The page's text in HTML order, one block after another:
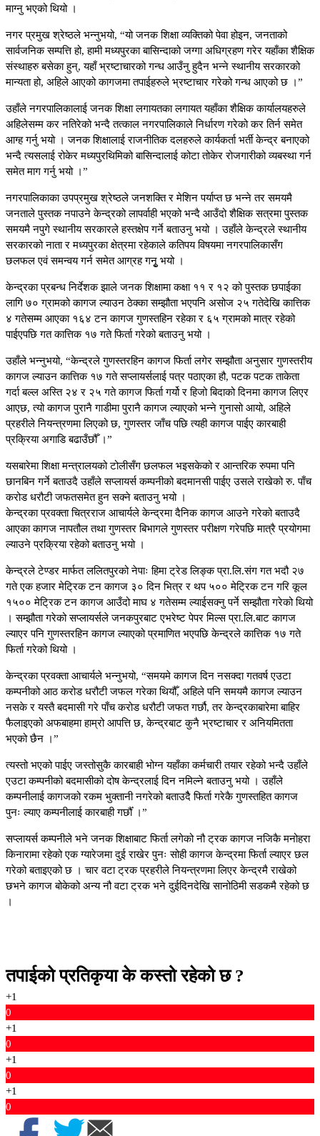
माग्नु भएको थियो ।
नगर प्रमुख श्रेष्ठले भन्नुभयो, “यो जनक शिक्षा व्यक्तिको पेवा होइन, जनताको
सार्वजनिक सम्पत्ति हो, हामी मध्यपुरका बासिन्दाको जग्गा अधिग्रहण गरेर यहाँका शैक्षिक
संस्थाहरु बसेका हुन्, यहाँ भ्रष्टाचारको गन्ध आउँनु हुदैन भन्ने स्थानीय सरकारको
मान्यता हो, अहिले आएको कागजमा तपाईहरुले भ्रष्टाचार गरेको गन्ध आएको छ ।”
उहाँले नगरपालिकालाई जनक शिक्षा लगायतका लगायत यहाँका शैक्षिक कार्यालयहरुले
अहिलेसम्म कर नतिरेको भन्दै तत्काल नगरपालिकाले निर्धारण गरेको कर तिर्न समेत
आग्ह गर्नु भयो । जनक शिक्षालाई राजनीतिक दलहरुले कार्यकर्ता भर्ती केन्द्र बनाएको
भन्दै त्यसलाई रोकेर मध्यपुरथिमिको बासिन्दालाई कोटा तोकेर रोजगारीको व्यबस्था गर्न
समेत माग गर्नु भयो ।”
नगरपालिकाका उपप्रमुख श्रेष्ठले जनशक्ति र मेशिन पर्याप्त छ भन्ने तर समयमै
जनताले पुस्तक नपाउने केन्द्रको लापर्वाही भएको भन्दै आउँदो शैक्षिक सत्रमा पुस्तक
समयमै नपुगे स्थानीय सरकारले हस्तक्षेप गर्ने बताउनु भयो । उहाँले केन्द्रले स्थानीय
सरकारको नाता र मध्यपुरका क्षेत्रमा रहेकाले कतिपय विषयमा नगरपालिकासँग
छलफल एवं समन्वय गर्न समेत आग्रह गनुृ भयो ।
केन्द्रका प्रबन्ध निर्देशक झाले जनक शिक्षामा कक्षा ११ र १२ को पुस्तक छपाईका
लागि ७० ग्रामको कागज ल्याउन ठेक्का सम्झौता भएपनि असोज २५ गतेदेखि कात्तिक
४ गतेसम्म आएका १६४ टन कागज गुणस्तहिन रहेका र ६५ ग्रामको मात्र रहेको
पाईएपछि गत कात्तिक १७ गते फिर्ता गरेको बताउनु भयो ।
उहाँले भन्नुभयो, “केन्द्रले गुणस्तरहिन कागज फिर्ता लगेर सम्झौता अनुसार गुणस्तरीय
कागज ल्याउन कात्तिक १७ गते सप्लायर्सलाई पत्र पठाएका हौ, पटक पटक ताकेता
गर्दा बल्ल अस्ति २४ र २५ गते कागज फिर्ता गर्यो र हिजो बिदाको दिनमा कागज लिएर
आएछ, त्यो कागज पुरानै गाडीमा पुरानै कागज ल्याएको भन्ने गुनासो आयो, अहिले
प्रहरीले नियन्त्रणमा लिएको छ, गुणस्तर जाँच पछि त्यही कागज पाईए कारबाही
प्रक्रिया अगाडि बढाउँछौँ ।”
यसबारेमा शिक्षा मन्त्रालयको टोलीसँग छलफल भइसकेको र आन्तरिक रुपमा पनि
छानबिन गर्ने बताउदै उहाँले सप्लायर्स कम्पनीको बदमानसी पाईए उसले राखेको रु. पाँच
करोड धरौटी जफतसमेत हुन सक्ने बताउनु भयो ।
केन्द्रका प्रवक्ता चित्रराज आचार्यले केन्द्रमा दैनिक कागज आउने गरेको बताउदै
आएका कागज नापतौल तथा गुणस्तर बिभागले गुणस्तर परीक्षण गरेपछि मात्रै प्रयोगमा
ल्याउने प्रक्रिया रहेको बताउनु भयो ।
केन्द्रले टेण्डर मार्फत ललितपुरको नेपाः हिमा ट्रेड लिङ्क प्रा.लि.संग गत भदौ २७
गते एक हजार मेट्रिक टन कागज ३० दिन भित्र र थप ५०० मेट्रिक टन गरि कूल
१५०० मेट्रिक टन कागज आउँदो माघ ४ गतेसम्म ल्याईसक्नु पर्ने सम्झौता गरेको थियो
। सम्झौता गरेको सप्लायर्सले जनकपुरबाट एभरेष्ट पेपर मिल्स प्रा.लि.बाट कागज
ल्याएर पनि गुणस्तरहिन कागज ल्याएको प्रमाणित भएपछि केन्द्रले कात्तिक १७ गते
फिर्ता गरेको थियो ।
केन्द्रका प्रवक्ता आचार्यले भन्नुभयो, “समयमे कागज दिन नसक्दा गतवर्ष एउटा
कम्पनीको आठ करोड धरौटी जफल गरेका थियौँ, अहिले पनि समयमै कागज ल्याउन
नसके र यस्तै बदमासी गरे पाँच करोड धरौटी जफत गर्छौ, तर केन्द्रकाबारेमा बाहिर
फैलाइएको अफबाहमा हाम्रो आपत्ति छ, केन्द्रबाट कुनै भ्रष्टाचार र अनियमितता
भएको छैन ।”
त्यस्तो भएको पाईए जस्तोसुकै कारबाही भोग्न यहाँका कर्मचारी तयार रहेको भन्दै उहाँले
एउटा कम्पनीको बदमासीको दोष केन्द्रलाई दिन नमिल्ने बताउनु भयो । उहाँले
कम्पनीलाई कागजको रकम भुक्तानी नगरेको बताउदैै फिर्ता गरेकै गुणस्तहित कागज
पुनः ल्याए कम्पनीलाई कारबाही गर्छौँ ।”
सप्लायर्स कम्पनीले भने जनक शिक्षाबाट फिर्ता लगेको नौ ट्रक कागज नजिकै मनोहरा
किनारामा रहेको एक ग्यारेजमा दुई राखेर पुनः सोही कागज केन्द्रमा फिर्ता ल्याएर छल
गरेको बताइएको छ । चार वटा ट्रक प्रहरीले नियन्त्रणमा लिएर केन्द्रमै राखेको
छभने कागज बोकेको अन्य नौ वटा ट्रक भने दुईदिनदेखि सानोठिमी सडकमै रहेको छ
।
तपाईको प्रतिकृया के कस्तो रहेको छ ?
+1
0
+1
0
+1
0
+1
0